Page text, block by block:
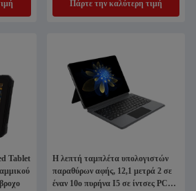
Πάρτε την καλύτερη τιμή
Tablet
Η λεπτή ταμπλέτα υπολογιστών
παραθύρων αφής, 12,1 μετρά 2 σε
έναν 10ο πυρήνα I5 σε ίντσες PC